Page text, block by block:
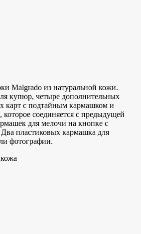
Malgrado из натуральной кожи.
купюр, четыре дополнительных
карт с подтайным кармашком и
которое соединяется с предыдущей
для мелочи на кнопке с
пластиковых кармашка для
фотографии.